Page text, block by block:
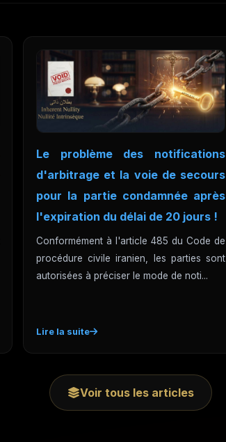
Le problème des notifications
d'arbitrage et la voie de secours
pour la partie condamnée après
l'expiration du délai de 20 jours !
Conformément à l'article 485 du Code de
procédure civile iranien, les parties sont
autorisées à préciser le mode de noti...
Lire la suite
Voir tous les articles